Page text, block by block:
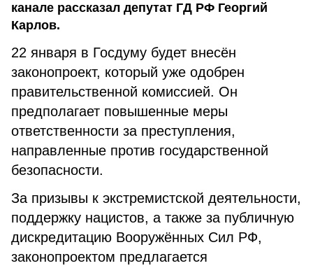
канале рассказал депутат ГД РФ Георгий
Карлов.
22 января в Госдуму будет внесён
законопроект, который уже одобрен
правительственной комиссией. Он
предполагает повышенные меры
ответственности за преступления,
направленные против государственной
безопасности.
За призывы к экстремистской деятельности,
поддержку нацистов, а также за публичную
дискредитацию Вооружённых Сил РФ,
законопроектом предлагается